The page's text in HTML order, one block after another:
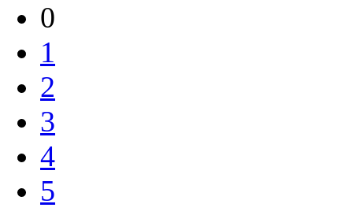
0
1
2
3
4
5